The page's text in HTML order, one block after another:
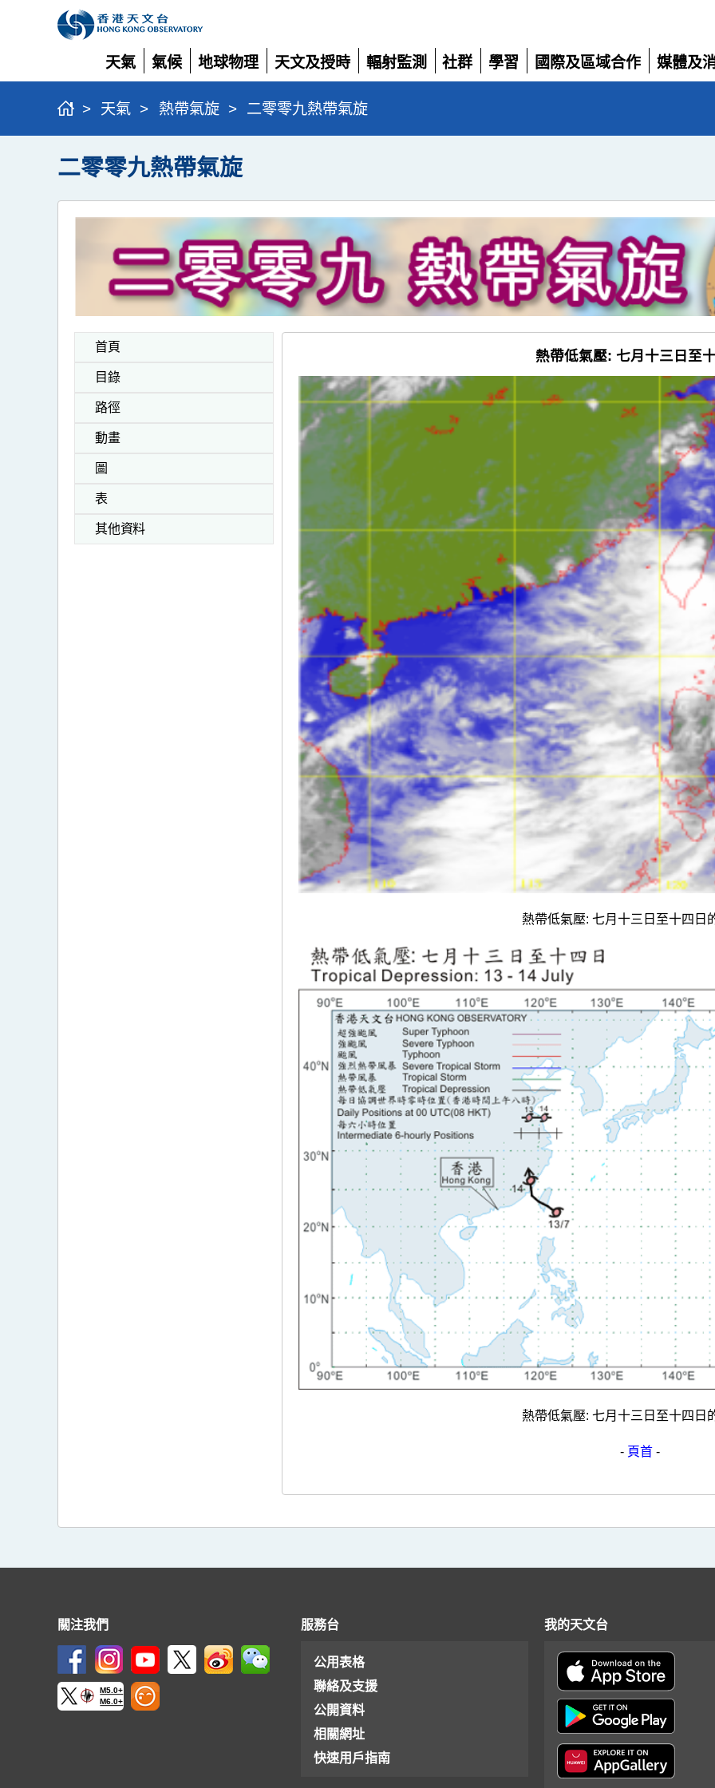
天氣
展
開
氣候
展
開
地球物理
展
開
天文及授時
展
開
輻射監測
展
開
社群
展
學習
展
國際及區域合作
展
媒體及
展
> 天氣 > 熱帶氣旋 > 二零零九熱帶氣旋
二零零九熱帶氣旋
首頁
目錄
路徑
動畫
圖
表
其他資料
熱帶低氣壓: 七月十三日至
熱帶低氣壓: 七月十三日至十四日
熱帶低氣壓: 七月十三日至十四日
- 頁首 -
關注我們
M5.0+
M6.0+
服務台
公用表格
聯絡及支援
公開資料
相關網址
快速用戶指南
我的天文台